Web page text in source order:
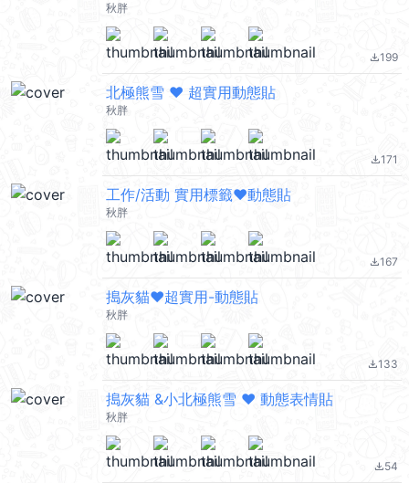
秋胖
file_download199
北極熊雪 ❤ 超實用動態貼
秋胖
file_download171
工作/活動 實用標籤❤動態貼
秋胖
file_download167
搗灰貓❤超實用-動態貼
秋胖
file_download133
搗灰貓 &小北極熊雪 ❤ 動態表情貼
秋胖
file_download54